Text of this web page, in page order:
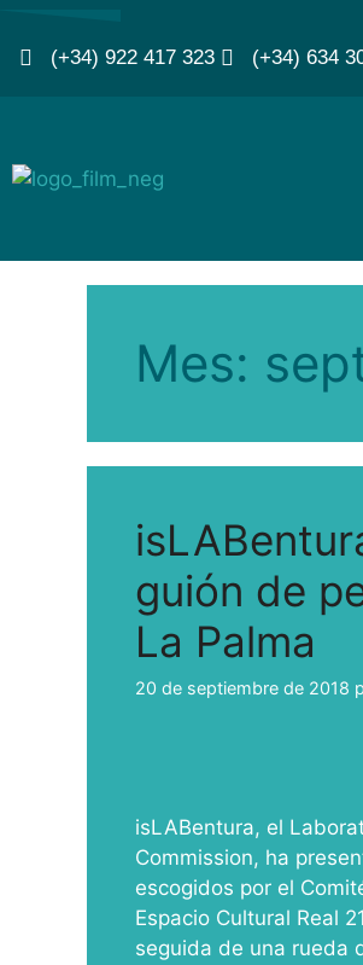
(+34) 922 417 323 (+34) 634
Mes:
guión de
La Palma
20 de septiembre de 2018
isLABentura, el
Commission, ha
escogidos por el
Espacio Cultural Real
seguida de una rueda